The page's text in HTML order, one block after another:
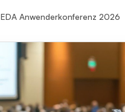
Anwenderkonferenz 2026